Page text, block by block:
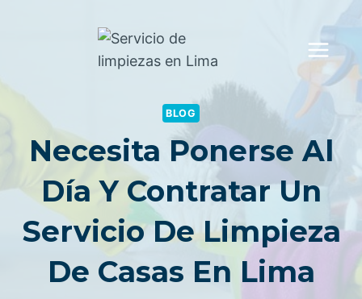
BLOG
Necesita Ponerse Al
Día Y Contratar Un
Servicio De Limpieza
De Casas En Lima